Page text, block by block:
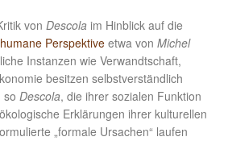
von Descola im Hinblick auf die
Perspektive etwa von Michel
Instanzen wie Verwandtschaft,
besitzen selbstverständlich
so Descola, die ihrer sozialen Funktion
Erklärungen ihrer kulturellen
„formale Ursachen“ laufen